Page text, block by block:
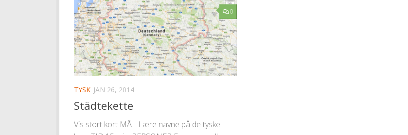
0
TYSK JAN 26, 2014
Städtekette
Vis stort kort MÅL Lære navne på de tyske